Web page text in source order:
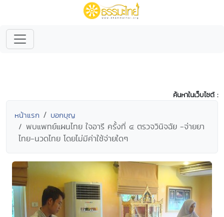
ค้นหาในเว็บไซต์ :
หน้าแรก บอกบุญ
พบแพทย์แผนไทย ใจอารี ครั้งที่ ๔ ตรวจวินิจฉัย -จ่ายยา
ไทย-นวดไทย โดยไม่มีค่าใช้จ่ายใดๆ